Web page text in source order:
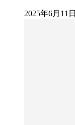
2025年6月11日